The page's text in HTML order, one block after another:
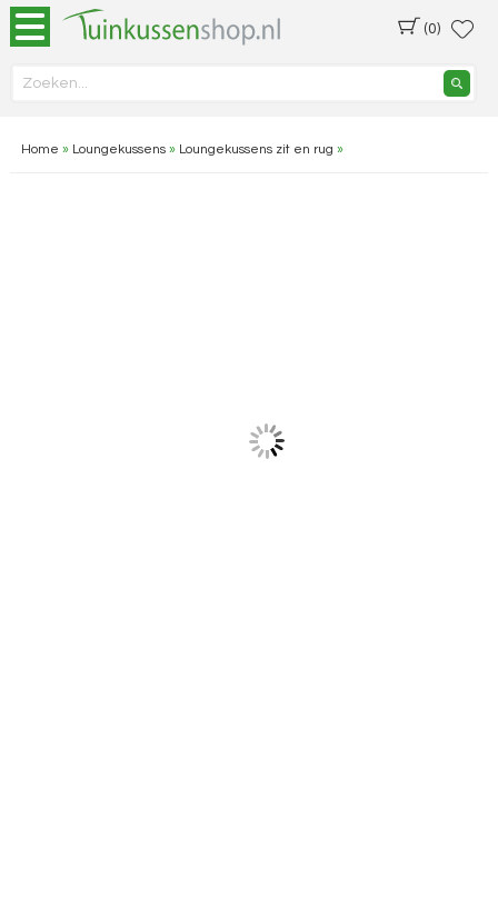
(0)
Home » Loungekussens» Loungekussens zit en rug »